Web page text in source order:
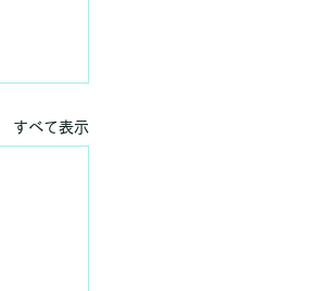
すべて表示